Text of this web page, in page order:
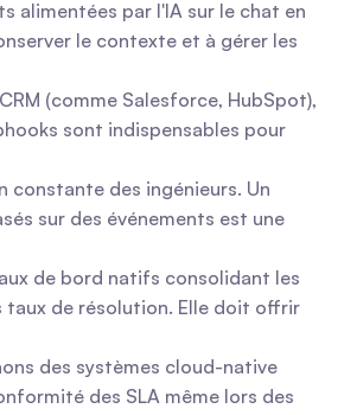
alimentées par l'IA sur le chat en
le contexte et à gérer les
(comme Salesforce, HubSpot),
sont indispensables pour
des ingénieurs. Un
sur des événements est une
de bord natifs consolidant les
taux de résolution. Elle doit offrir
des systèmes cloud-native
des SLA même lors des